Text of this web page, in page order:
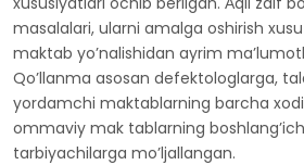
masalalari, ularni amalga oshirish
maktab yoʼnalishidan ayrim
Qoʼllanma asosan defektologlarga,
yordamchi maktablarning barcha
ommaviy mak tablarning
tarbiyachilarga moʼljallangan.